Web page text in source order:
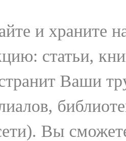
и храните
статьи,
Ваши
Вы